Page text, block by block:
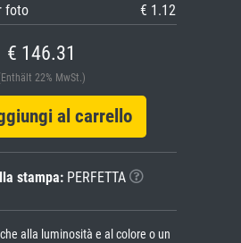
foto
€ 1.12
€ 146.31
22% MwSt.)
al carrello
stampa:PERFETTA
alla luminosità e al colore o un